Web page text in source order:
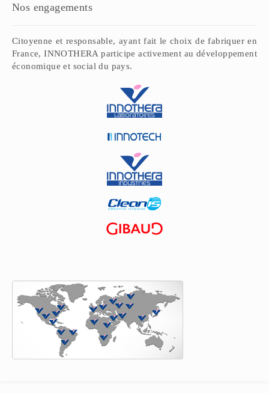
Nos engagements
Citoyenne et responsable, ayant fait le choix de fabriquer en
France, INNOTHERA participe activement au développement
économique et social du pays.